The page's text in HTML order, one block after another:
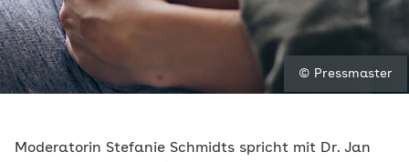
© Pressmaster
Moderatorin Stefanie Schmidts spricht mit Dr. Jan